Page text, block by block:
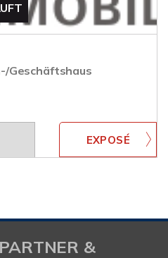
Geschäftshaus
&